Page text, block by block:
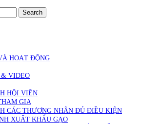
Search
HOẠT ĐỘNG
VIDEO
HỘI VIÊN
GIA
CÁC THƯƠNG NHÂN ĐỦ ĐIỀU KIỆN
XUẤT KHẨU GẠO